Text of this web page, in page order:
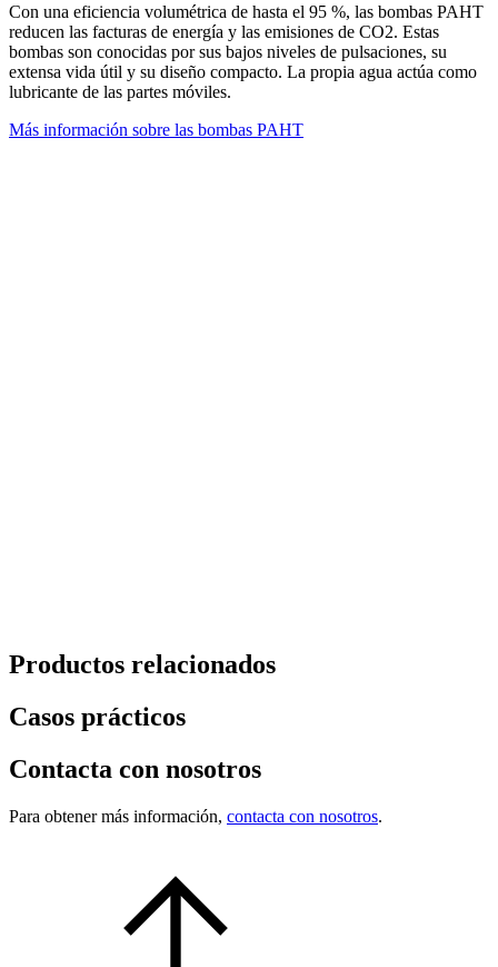
Con una eficiencia volumétrica de hasta el 95 %, las bombas PAHT
reducen las facturas de energía y las emisiones de CO2. Estas
bombas son conocidas por sus bajos niveles de pulsaciones, su
extensa vida útil y su diseño compacto. La propia agua actúa como
lubricante de las partes móviles.
Más información sobre las bombas PAHT
Productos relacionados
Casos prácticos
Contacta con nosotros
Para obtener más información, contacta con nosotros.